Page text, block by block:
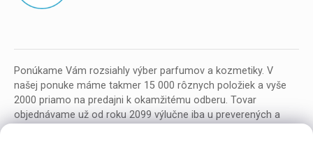
Ponúkame Vám rozsiahly výber parfumov a kozmetiky. V
našej ponuke máme takmer 15 000 rôznych položiek a vyše
2000 priamo na predajni k okamžitému odberu. Tovar
objednávame už od roku 2099 výlučne iba u preverených a